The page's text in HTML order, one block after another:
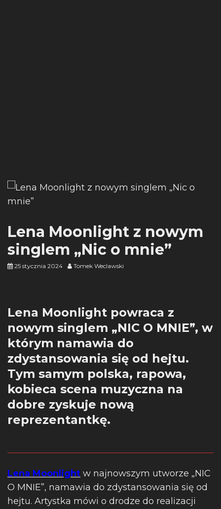
Lena Moonlight z nowym
singlem „Nic o mnie”
25 stycznia 2024 Tomek Weclawski
Lena Moonlight powraca z
nowym singlem „NIC O MNIE”, w
którym namawia do
zdystansowania się od hejtu.
Tym samym polska, rapowa,
kobieca scena muzyczna na
dobre zyskuje nową
reprezentantkę.
Lena Moonlight w najnowszym utworze „NIC
O MNIE”, namawia do zdystansowania się od
hejtu. Artystka mówi o drodze do realizacji